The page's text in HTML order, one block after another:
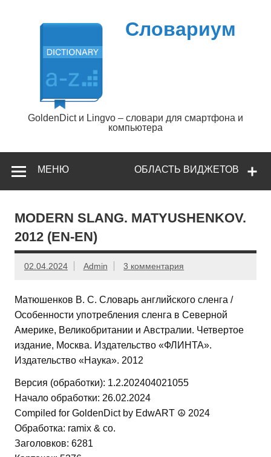
содержимому
Словариум
GoldenDict и Lingvo – словари для смартфона и
компьютера
ОБЛАСТЬ ВИДЖЕТОВ
МЕНЮ
MODERN SLANG. MATYUSHENKOV.
2012 (EN-EN)
02.04.2024 Admin 3 комментария
Матюшенков В. С. Словарь английского сленга /
Особенности употребления сленга в Северной
Америке, Великобритании и Австралии. Четвертое
издание, Москва. Издательство «ФЛИНТА».
Издательство «Наука». 2012
Версия (обработки): 1.2.202404021055
Начало обработки: 26.02.2024
Compiled for GoldenDict by EdwART ☮ 2024
Обработка: ramix & co.
Заголовков: 6281